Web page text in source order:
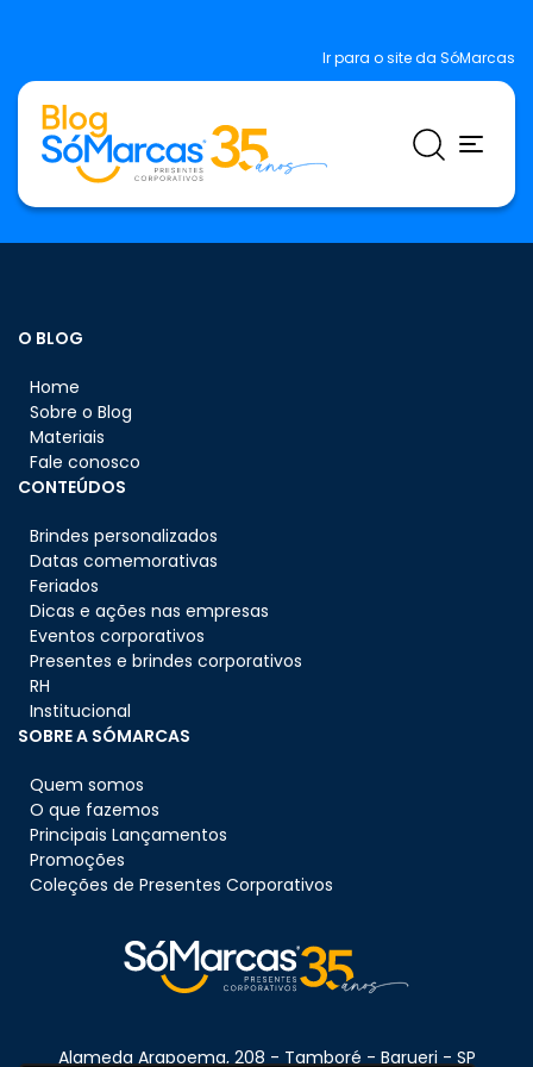
Ir para o site da SóMarcas
O BLOG
Home
Sobre o Blog
Materiais
Fale conosco
CONTEÚDOS
Brindes personalizados
Datas comemorativas
Feriados
Dicas e ações nas empresas
Eventos corporativos
Presentes e brindes corporativos
RH
Institucional
SOBRE A SÓMARCAS
Quem somos
O que fazemos
Principais Lançamentos
Promoções
Coleções de Presentes Corporativos
Alameda Arapoema, 208 - Tamboré - Barueri - SP